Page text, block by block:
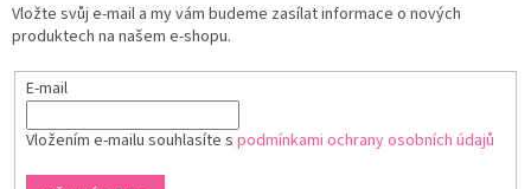
Vložte svůj e-mail a my vám budeme zasílat informace o nových
produktech na našem e-shopu.
E-mail
Vložením e-mailu souhlasíte s podmínkami ochrany osobních údajů